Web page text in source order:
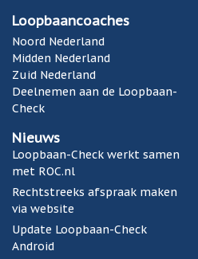
m
e
d
i
a
e
o
o
r
d
Loopbaancoaches
Noord Nederland
Midden Nederland
Zuid Nederland
Deelnemen aan de Loopbaan-
Check
Nieuws
Loopbaan-Check werkt samen
met ROC.nl
Rechtstreeks afspraak maken
via website
Update Loopbaan-Check
Android